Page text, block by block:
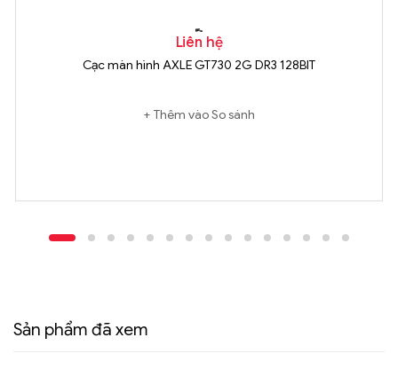
Liên hệ
Cạc màn hình AXLE GT730 2G DR3 128BIT
Thêm vào So sánh
Sản phẩm đã xem